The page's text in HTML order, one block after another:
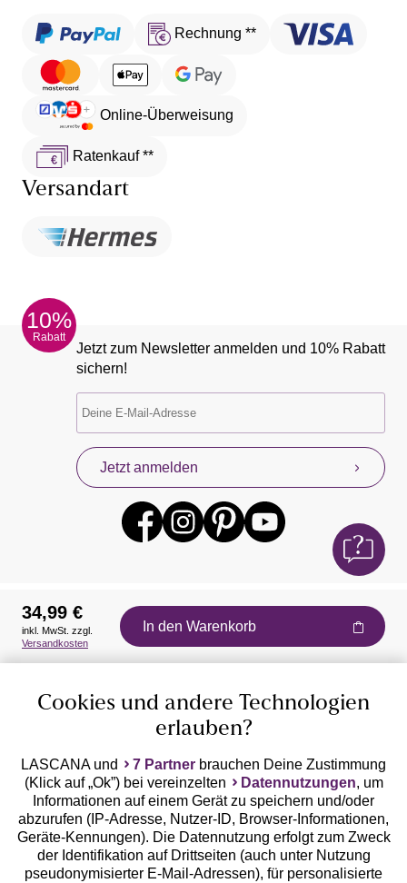
Rechnung **
Online-Überweisung
Ratenkauf **
Versandart
10%
Rabatt
Jetzt zum Newsletter anmelden und 10% Rabatt
sichern!
Jetzt anmelden
Auszeichnungen
Geprüfte Sicherheit
34,99 €
inkl. MwSt. zzgl.
Versandkosten
In den Warenkorb
Cookies und andere Technologien
erlauben?
LASCANA und 7 Partner brauchen Deine Zustimmung
(Klick auf „Ok”) bei vereinzelten
Datennutzungen, um
Informationen auf einem Gerät zu speichern und/oder
abzurufen (IP-Adresse, Nutzer-ID, Browser-Informationen,
Geräte-Kennungen). Die Datennutzung erfolgt zum Zweck
der Identifikation auf Drittseiten (auch unter Nutzung
pseudonymisierter E-Mail-Adressen), für personalisierte